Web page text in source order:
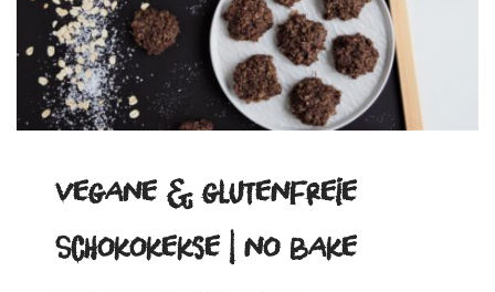
vegane & glutenfreie
Schokokekse | no bake